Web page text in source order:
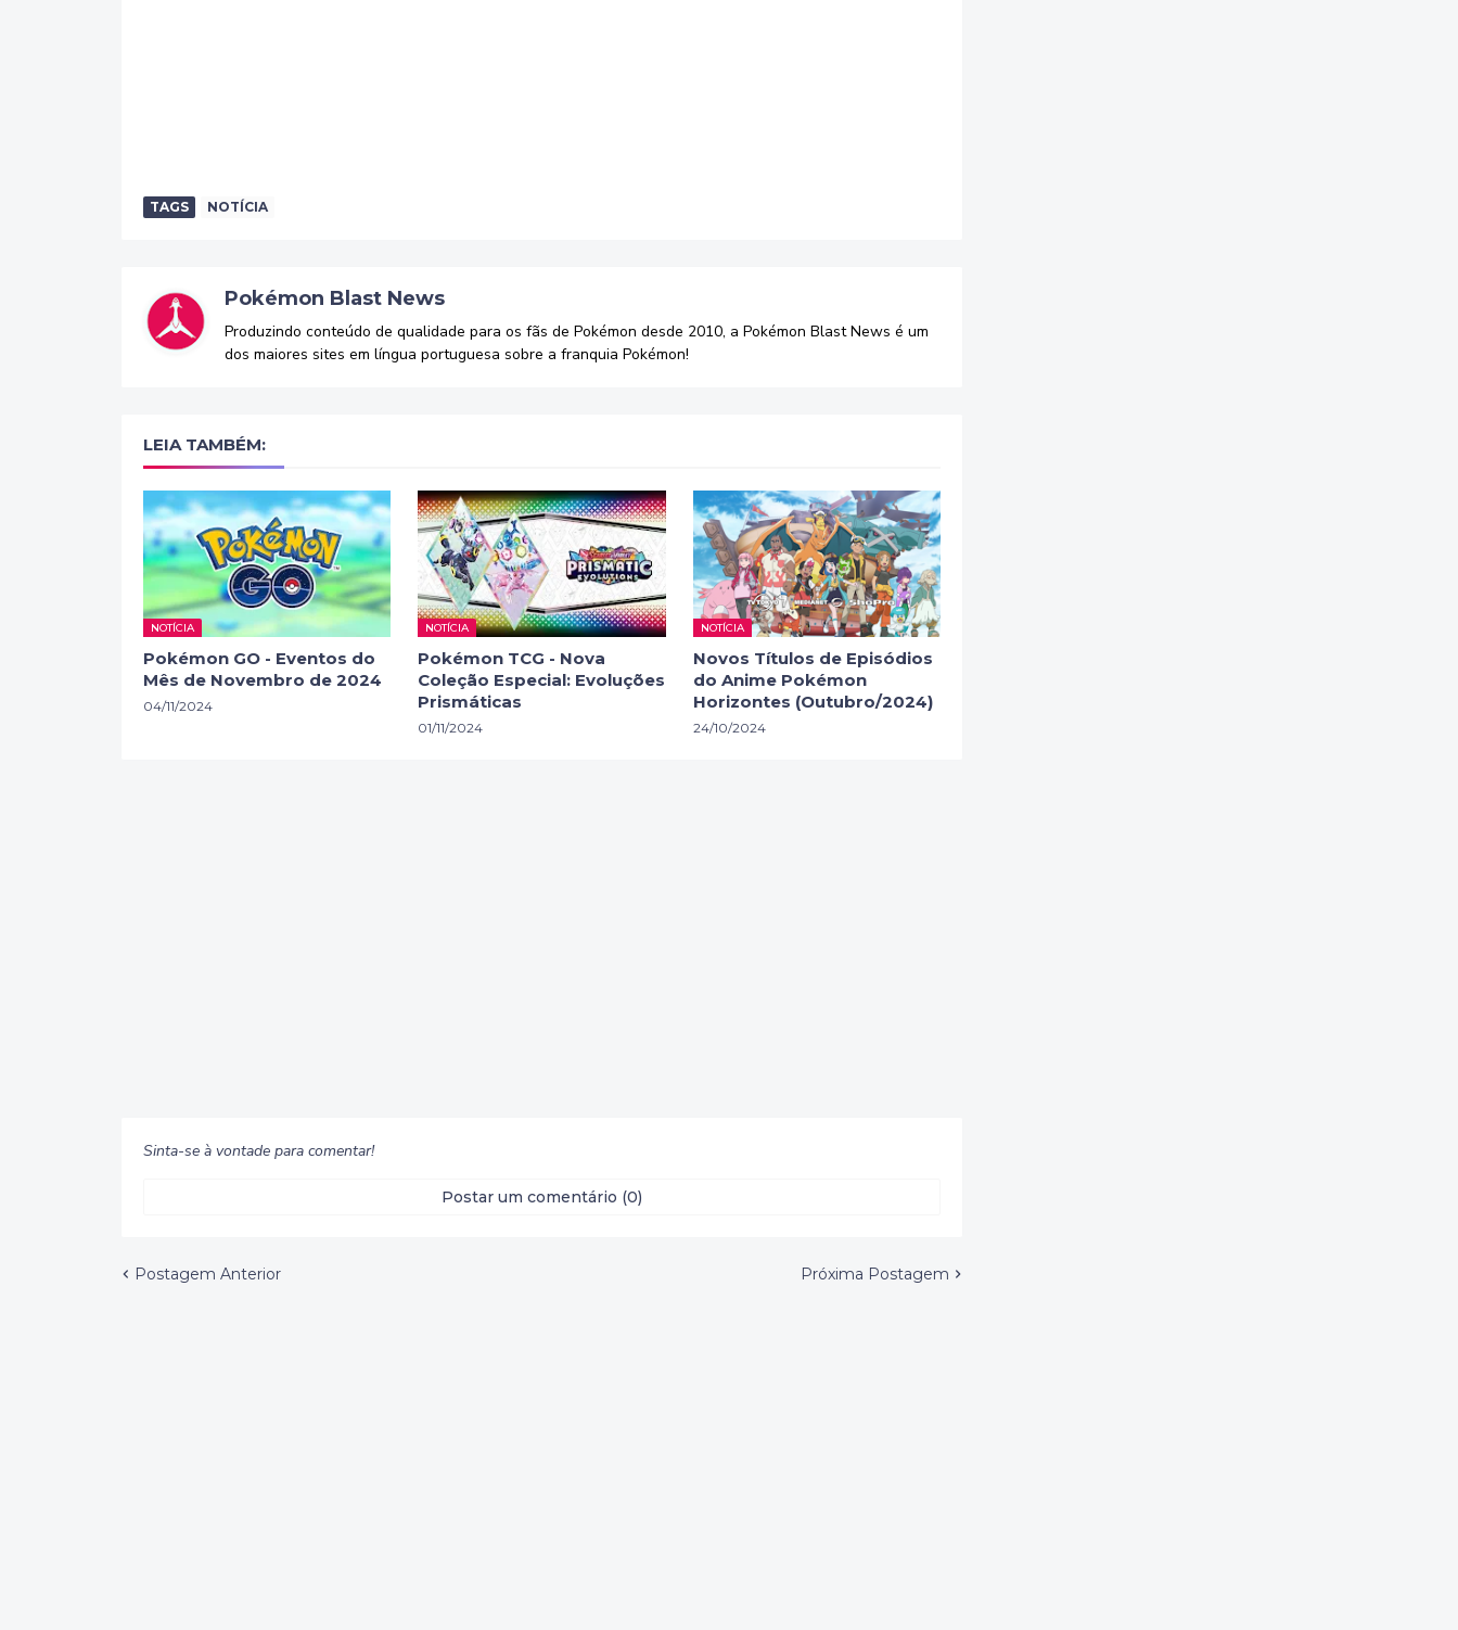
TAGS NOTÍCIA
Pokémon Blast News
Produzindo conteúdo de qualidade para os fãs de Pokémon desde 2010, a Pokémon Blast News é um
dos maiores sites em língua portuguesa sobre a franquia Pokémon!
LEIA TAMBÉM:
NOTÍCIA
Pokémon GO - Eventos do
Mês de Novembro de 2024
04/11/2024
NOTÍCIA
Pokémon TCG - Nova
Coleção Especial: Evoluções
Prismáticas
01/11/2024
NOTÍCIA
Novos Títulos de Episódios
do Anime Pokémon
Horizontes (Outubro/2024)
24/10/2024
Sinta-se à vontade para comentar!
Postar um comentário (0)
Postagem Anterior Próxima Postagem